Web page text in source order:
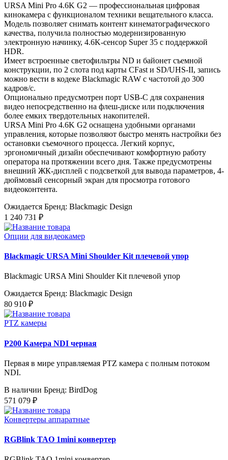
URSA Mini Pro 4.6K G2 — профессиональная цифровая
кинокамера с функционалом техники вещательного класса.
Модель позволяет снимать контент кинематографического
качества, получила полностью модернизированную
электронную начинку, 4.6K-сенсор Super 35 с поддержкой
HDR.
Имеет встроенные светофильтры ND и байонет съемной
конструкции, по 2 слота под карты CFast и SD/UHS‑II, запись
можно вести в кодеке Blackmagic RAW с частотой до 300
кадров/с.
Опционально предусмотрен порт USB-C для сохранения
видео непосредственно на флеш-диске или подключения
более емких твердотельных накопителей.
URSA Mini Pro 4.6K G2 оснащена удобными органами
управления, которые позволяют быстро менять настройки без
остановки съемочного процесса. Легкий корпус,
эргономичный дизайн обеспечивают комфортную работу
оператора на протяжении всего дня. Также предусмотрены
внешний ЖК-дисплей с подсветкой для вывода параметров, 4-
дюймовый сенсорный экран для просмотра готового
видеоконтента.
Ожидается Бренд: Blackmagic Design
1 240 731 ₽
Опции для видеокамер
Blackmagic URSA Mini Shoulder Kit плечевой упор
Blackmagic URSA Mini Shoulder Kit плечевой упор
Ожидается Бренд: Blackmagic Design
80 910 ₽
PTZ камеры
P200 Камера NDI черная
Первая в мире управляемая PTZ камера с полным потоком
NDI.
В наличии Бренд: BirdDog
571 079 ₽
Конвертеры аппаратные
RGBlink TAO 1mini конвертер